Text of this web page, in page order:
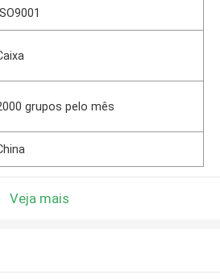
grupos pelo mês
Veja mais